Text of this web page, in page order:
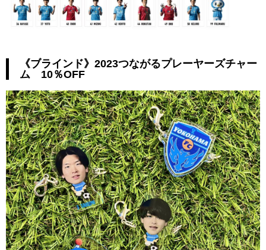
《ブラインド》2023つながるプレーヤーズチャー
ム 10％OFF